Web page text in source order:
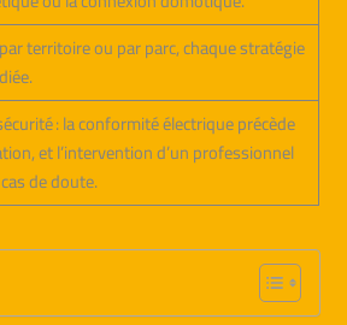
territoire ou par parc, chaque stratégie
: la conformité électrique précède
et l’intervention d’un professionnel
de doute.